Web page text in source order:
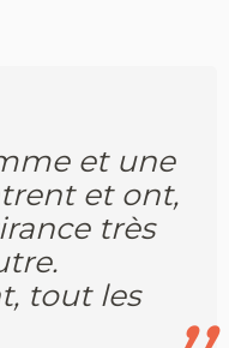
et une
et ont,
très
tout les